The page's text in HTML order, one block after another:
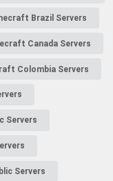
Brazil Servers
Canada Servers
Colombia Servers
Servers
Servers